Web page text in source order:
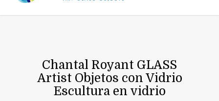
Chantal Royant GLASS
Artist Objetos con Vidrio
Escultura en vidrio